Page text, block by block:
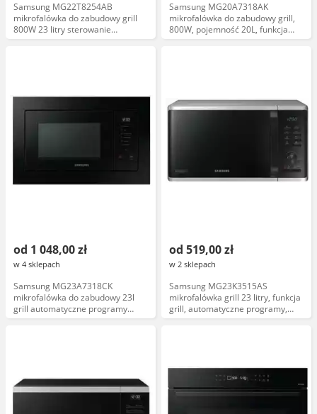
Samsung MG22T8254AB
mikrofalówka do zabudowy grill
800W 23 litry sterowanie
dotykowe czarna
Samsung MG20A7318AK
mikrofalówka do zabudowy grill,
800W, pojemność 20L, funkcja
grill, sterowanie dotykowe
od 1 048,00 zł
w 4 sklepach
Samsung MG23A7318CK
mikrofalówka do zabudowy 23l
grill automatyczne programy
sterowanie dotykowe
od 519,00 zł
w 2 sklepach
Samsung MG23K3515AS
mikrofalówka grill 23 litry, funkcja
grill, automatyczne programy,
czarna